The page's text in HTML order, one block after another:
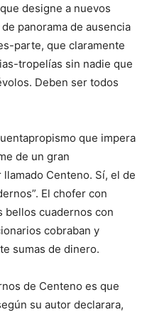
designe a nuevos
panorama de ausencia
parte, que claramente
tropelías sin nadie que
Deben ser todos
que impera
de un gran
Centeno. Sí, el de
El chofer con
bellos cuadernos con
cobraban y
sumas de dinero.
de Centeno es que
su autor declarara,